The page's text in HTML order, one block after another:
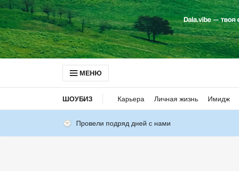
МЕНЮ
ШОУБИЗ Карьера Личная жизнь Имидж
Провели подряд дней с нами